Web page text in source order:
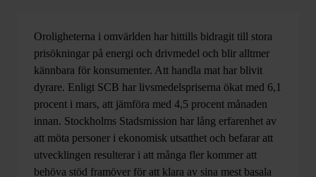
Oroligheterna i omvärlden har hittills bidragit till stora
prisökningar på energi och drivmedel och blir alltmer
kännbara för konsumenter. Att handla mat har blivit
dyrare. Enligt SCB har livsmedelspriserna ökat med 6,1
procent i mars, att jämföra med 4,5 procent månaden
innan. Stockholms Stadsmission har lång erfarenhet av
att möta personer i ekonomisk utsatthet och befarar att
utvecklingen resulterar i att många fler kommer att
behöva stöd framöver för att klara av sina mest basala